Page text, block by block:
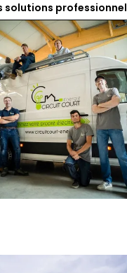
solutions professionnel